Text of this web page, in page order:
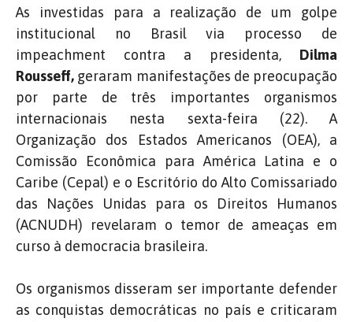
As investidas para a realização de um golpe
institucional no Brasil via processo de
impeachment contra a presidenta, Dilma
Rousseff, geraram manifestações de preocupação
por parte de três importantes organismos
internacionais nesta sexta-feira (22). A
Organização dos Estados Americanos (OEA), a
Comissão Econômica para América Latina e o
Caribe (Cepal) e o Escritório do Alto Comissariado
das Nações Unidas para os Direitos Humanos
(ACNUDH) revelaram o temor de ameaças em
curso à democracia brasileira.
Os organismos disseram ser importante defender
as conquistas democráticas no país e criticaram